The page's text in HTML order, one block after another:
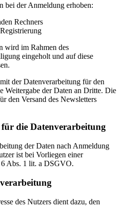
bei der Anmeldung erhoben:
Rechners
wird im Rahmen des
eingeholt und auf diese
der Datenverarbeitung für den
Weitergabe der Daten an Dritte. Die
den Versand des Newsletters
die Datenverarbeitung
der Daten nach Anmeldung
ist bei Vorliegen einer
Abs. 1 lit. a DSGVO.
des Nutzers dient dazu, den